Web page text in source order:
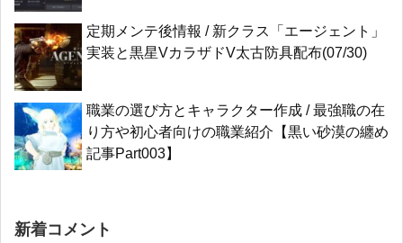
定期メンテ後情報 / 新クラス「エージェント」
実装と黒星VカラザドV太古防具配布(07/30)
職業の選び方とキャラクター作成 / 最強職の在
り方や初心者向けの職業紹介【黒い砂漠の纏め
記事Part003】
新着コメント